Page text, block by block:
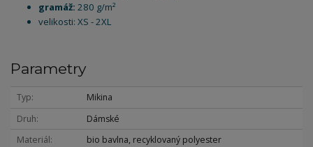
gramáž: 280 g/m²
velikosti: XS - 2XL
Parametry
Typ
Mikina
Druh
Dámské
Materiál
bio bavlna, recyklovaný polyester